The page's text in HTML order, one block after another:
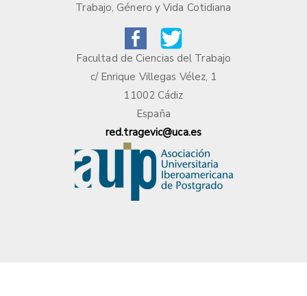
Trabajo, Género y Vida Cotidiana
Facultad de Ciencias del Trabajo
c/ Enrique Villegas Vélez, 1
11002 Cádiz
España
red.tragevic@uca.es